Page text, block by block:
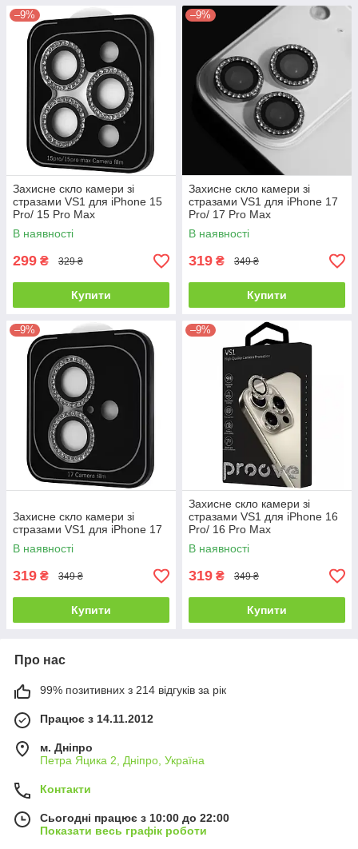
–9%
Захисне скло камери зі
стразами VS1 для iPhone 15
Pro/ 15 Pro Max
В наявності
299 ₴ 329 ₴
Купити
–9%
Захисне скло камери зі
стразами VS1 для iPhone 17
Pro/ 17 Pro Max
В наявності
319 ₴ 349 ₴
Купити
–9%
Захисне скло камери зі
стразами VS1 для iPhone 17
В наявності
319 ₴ 349 ₴
Купити
–9%
Захисне скло камери зі
стразами VS1 для iPhone 16
Pro/ 16 Pro Max
В наявності
319 ₴ 349 ₴
Купити
Про нас
99% позитивних з 214 відгуків за рік
Працює з 14.11.2012
м. Дніпро
Петра Яцика 2, Дніпро, Україна
Контакти
Сьогодні працює з 10:00 до 22:00
Показати весь графік роботи